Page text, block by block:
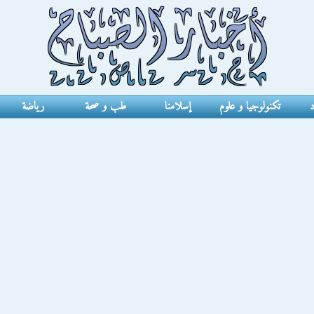
تكنولوجيا و علوم إسلامنا طب و صحة رياضة